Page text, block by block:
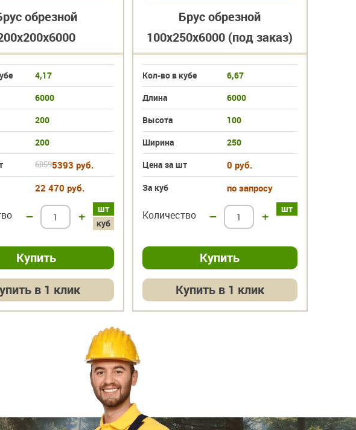
обрезной
4,17
6000
200
200
60595393 руб.
22 470 руб.
шт
куб
– +
в 1 клик
Брус обрезной
100х250х6000 (под заказ)
Кол-во в кубе
6,67
Длина
6000
Высота
100
Ширина
250
Цена за шт
0 руб.
За куб по запросу
шт
Количество – +
Купить в 1 клик